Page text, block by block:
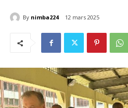
By nimba224 12 mars 2025